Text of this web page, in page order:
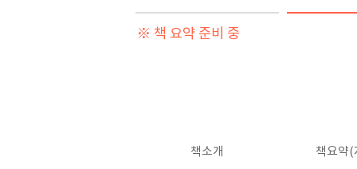
※ 책 요약 준비 중
책소개 책요약(